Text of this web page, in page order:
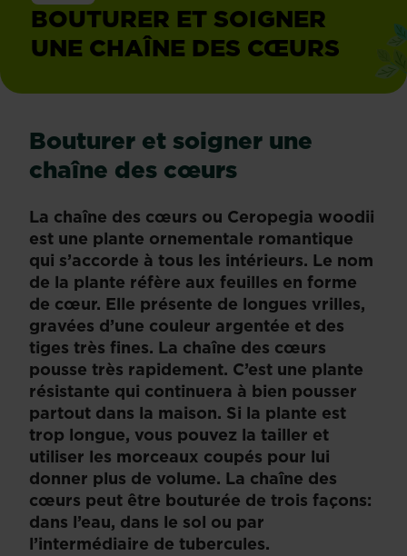
BOUTURER ET SOIGNER
UNE CHAÎNE DES CŒURS
Bouturer et soigner une
chaîne des cœurs
La chaîne des cœurs ou Ceropegia woodii
est une plante ornementale romantique
qui s’accorde à tous les intérieurs. Le nom
de la plante réfère aux feuilles en forme
de cœur. Elle présente de longues vrilles,
gravées d’une couleur argentée et des
tiges très fines. La chaîne des cœurs
pousse très rapidement. C’est une plante
résistante qui continuera à bien pousser
partout dans la maison. Si la plante est
trop longue, vous pouvez la tailler et
utiliser les morceaux coupés pour lui
donner plus de volume. La chaîne des
cœurs peut être bouturée de trois façons:
dans l’eau, dans le sol ou par
l’intermédiaire de tubercules.